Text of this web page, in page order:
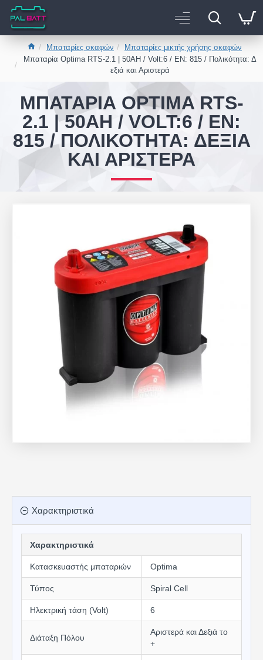
Μπαταρίες σκαφών
Μπαταρίες μικτής χρήσης σκαφών
Μπαταρία Optima RTS-2.1 | 50AH / Volt:6 / EN: 815 / Πολικότητα: Δ
εξιά και Αριστερά
ΜΠΑΤΑΡΊΑ OPTIMA RTS-
2.1 | 50AH / VOLT:6 / EN:
815 / ΠΟΛΙΚΌΤΗΤΑ: ΔΕΞΙΆ
ΚΑΙ ΑΡΙΣΤΕΡΆ
Χαρακτηριστικά
Χαρακτηριστικά
Κατασκευαστής μπαταριών Optima
Τύπος Spiral Cell
Ηλεκτρική τάση (Volt) 6
Διάταξη Πόλου
Αριστερά και Δεξιά το
+